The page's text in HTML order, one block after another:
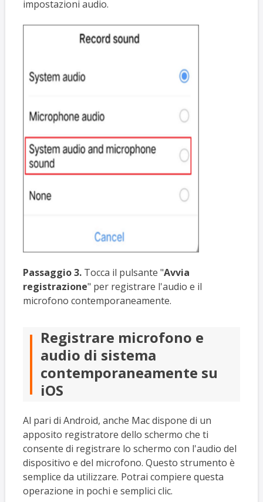
impostazioni audio.
Passaggio 3.Tocca il pulsante "Avvia
registrazione" per registrare l'audio e il
microfono contemporaneamente.
Registrare microfono e
audio di sistema
contemporaneamente su
iOS
Al pari di Android, anche Mac dispone di un
apposito registratore dello schermo che ti
consente di registrare lo schermo con l'audio del
dispositivo e del microfono. Questo strumento è
semplice da utilizzare. Potrai compiere questa
operazione in pochi e semplici clic.